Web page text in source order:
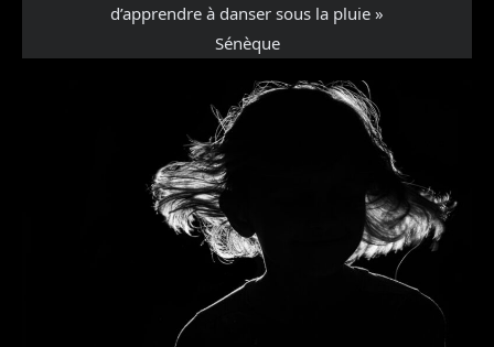
d’apprendre à danser sous la pluie »
Sénèque